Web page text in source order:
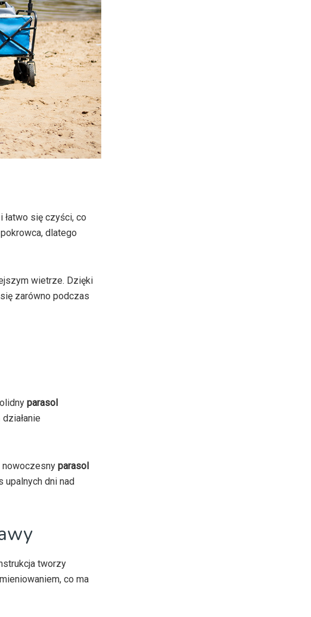
się czyści, co
dlatego
wietrze. Dzięki
zarówno podczas
parasol
nowoczesny parasol
dni nad
tworzy
co ma